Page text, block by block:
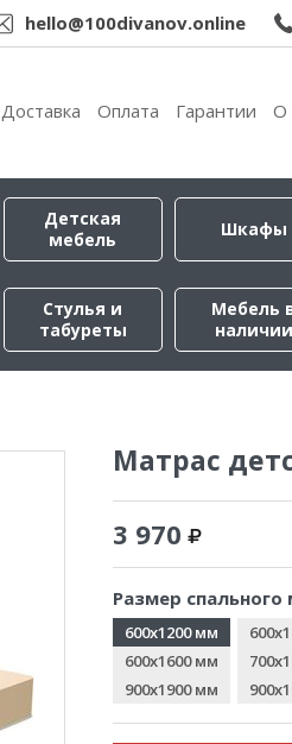
hello@100divanov.online
Доставка Оплата Гарантии О
Детская
мебель
Шкафы
Стулья и
табуреты
Мебель
наличии
Матрас
3 970
Размер
600x1200 мм
600x1600 мм
900x1900 мм